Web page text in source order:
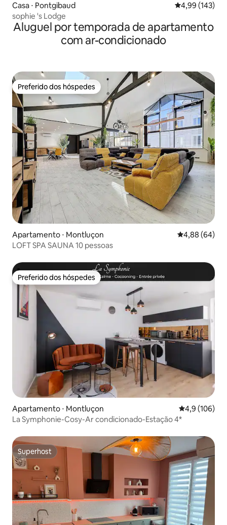
Casa ⋅ Pontgibaud 4,99 de uma
4,99 (143)
sophie 's Lodge
Aluguel por temporada de apartamento
com ar-condicionado
Preferido dos hóspedes
Preferido dos hóspedes
Apartamento ⋅ Montluçon 4,88 de uma
4,88 (64)
LOFT SPA SAUNA 10 pessoas
Preferido dos hóspedes
Preferido dos hóspedes
Apartamento ⋅ Montluçon 4,9 de uma
4,9 (106)
La Symphonie-Cosy-Ar condicionado-Estação 4*
Superhost
Superhost